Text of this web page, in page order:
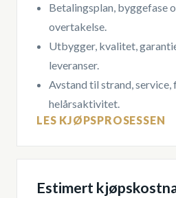
Betalingsplan, byggefase
overtakelse.
Utbygger, kvalitet,
leveranser.
Avstand til strand, service,
helårsaktivitet.
LES KJØPSPROSESSEN
Estimert